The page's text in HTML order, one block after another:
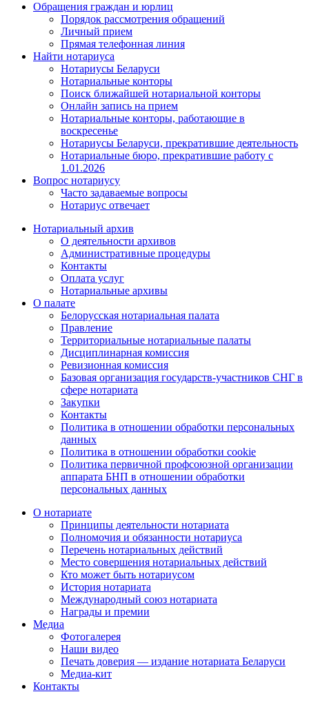
Обращения граждан и юрлиц
Порядок рассмотрения обращений
Личный прием
Прямая телефонная линия
Найти нотариуса
Нотариусы Беларуси
Нотариальные конторы
Поиск ближайшей нотариальной конторы
Онлайн запись на прием
Нотариальные конторы, работающие в
воскресенье
Нотариусы Беларуси, прекратившие деятельность
Нотариальные бюро, прекратившие работу с
1.01.2026
Вопрос нотариусу
Часто задаваемые вопросы
Нотариус отвечает
Нотариальный архив
О деятельности архивов
Административные процедуры
Контакты
Оплата услуг
Нотариальные архивы
О палате
Белорусская нотариальная палата
Правление
Территориальные нотариальные палаты
Дисциплинарная комиссия
Ревизионная комиссия
Базовая организация государств-участников СНГ в
сфере нотариата
Закупки
Контакты
Политика в отношении обработки персональных
данных
Политика в отношении обработки cookie
Политика первичной профсоюзной организации
аппарата БНП в отношении обработки
персональных данных
О нотариате
Принципы деятельности нотариата
Полномочия и обязанности нотариуса
Перечень нотариальных действий
Место совершения нотариальных действий
Кто может быть нотариусом
История нотариата
Международный союз нотариата
Награды и премии
Медиа
Фотогалерея
Наши видео
Печать доверия — издание нотариата Беларуси
Медиа-кит
Контакты